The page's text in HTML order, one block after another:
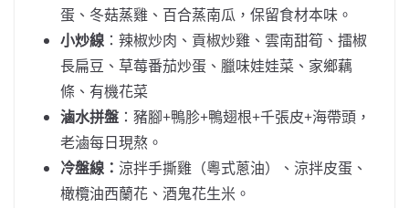
蛋、冬菇蒸雞、百合蒸南瓜，保留食材本味。
小炒線 ：辣椒炒肉、貢椒炒雞、雲南甜筍、擂椒
長扁豆、草莓番茄炒蛋、臘味娃娃菜、家鄉藕
條、有機花菜
滷水拼盤 ：豬腳+鴨胗+鴨翅根+千張皮+海帶頭，
老滷每日現熬。
冷盤線： 涼拌手撕雞（粵式蔥油）、涼拌皮蛋、
橄欖油西蘭花、酒鬼花生米。